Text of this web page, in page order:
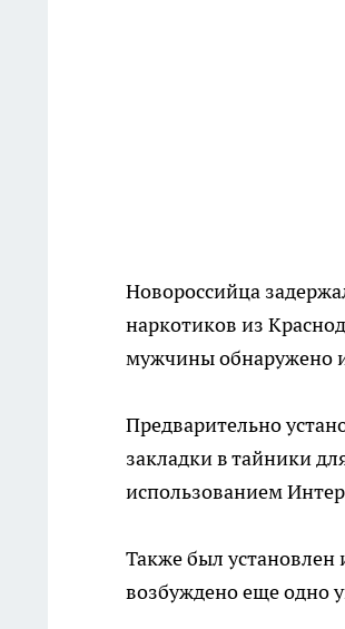
Новороссийца
наркотиков из
мужчины обнаружено
Предварительно
закладки в тайники
использованием
Также был
возбуждено еще одно